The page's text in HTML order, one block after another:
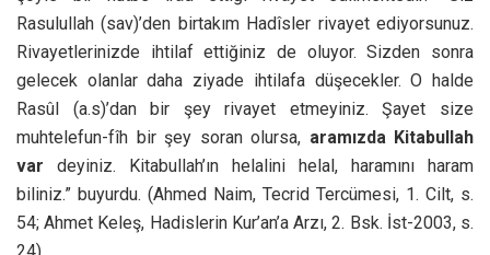
Rasulullah (sav)’den birtakım Hadîsler rivayet ediyorsunuz.
Rivayetlerinizde ihtilaf ettiğiniz de oluyor. Sizden sonra
gelecek olanlar daha ziyade ihtilafa düşecekler. O halde
Rasûl (a.s)’dan bir şey rivayet etmeyiniz. Şayet size
muhtelefun-fîh bir şey soran olursa, aramızda Kitabullah
var deyiniz. Kitabullah’ın helalini helal, haramını haram
biliniz.” buyurdu. (Ahmed Naim, Tecrid Tercümesi, 1. Cilt, s.
54; Ahmet Keleş, Hadislerin Kur’an’a Arzı, 2. Bsk. İst-2003, s.